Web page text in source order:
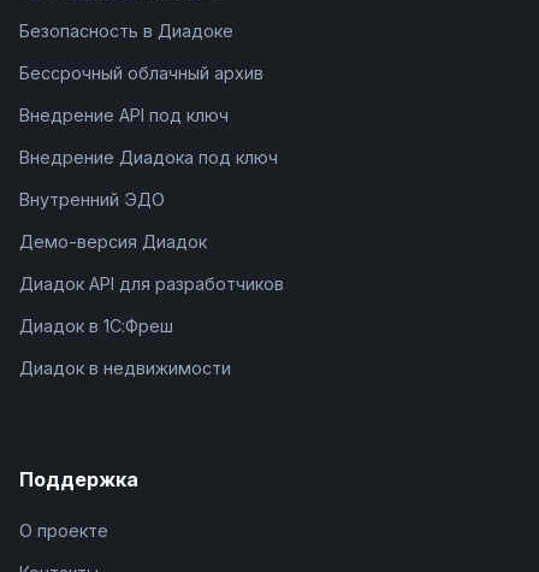
Безопасность в Диадоке
Бессрочный облачный архив
Внедрение API под ключ
Внедрение Диадока под ключ
Внутренний ЭДО
Демо-версия Диадок
Диадок API для разработчиков
Диадок в 1С:Фреш
Диадок в недвижимости
Поддержка
О проекте